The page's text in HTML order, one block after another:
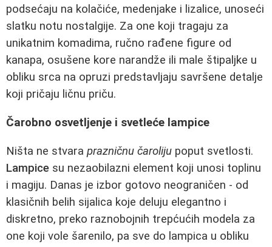
podsećaju na kolačiće, medenjake i lizalice, unoseći
slatku notu nostalgije. Za one koji tragaju za
unikatnim komadima, ručno rađene figure od
kanapa, osušene kore narandže ili male štipaljke u
obliku srca na opruzi predstavljaju savršene detalje
koji pričaju ličnu priču.
Čarobno osvetljenje i svetleće lampice
Ništa ne stvara prazničnu čaroliju poput svetlosti.
Lampice su nezaobilazni element koji unosi toplinu
i magiju. Danas je izbor gotovo neograničen - od
klasičnih belih sijalica koje deluju elegantno i
diskretno, preko raznobojnih trepćućih modela za
one koji vole šarenilo, pa sve do lampica u obliku